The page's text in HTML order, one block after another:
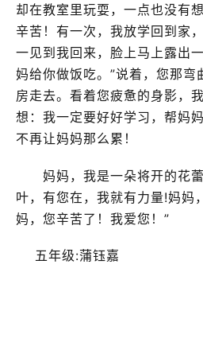
却在教室里玩耍，一点也没有
辛苦！有一次，我放学回到家
一见到我回来，脸上马上露出
妈给你做饭吃。”说着，您那弯
房走去。看着您疲惫的身影，
想：我一定要好好学习，帮妈
不再让妈妈那么累！
妈妈，我是一朵将开的花蕾
叶，有您在，我就有力量!妈妈
妈，您辛苦了！我爱您！”
五年级:蒲钰嘉